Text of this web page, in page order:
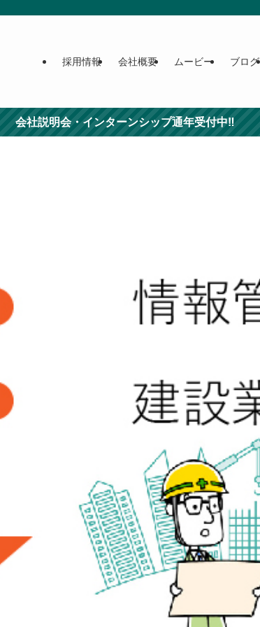
採用情報 会社概要 ムービー ブログ
会社説明会・インターンシップ通年受付中‼